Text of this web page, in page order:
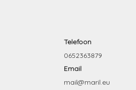
Telefoon
0652363879
Email
mail@maril.eu